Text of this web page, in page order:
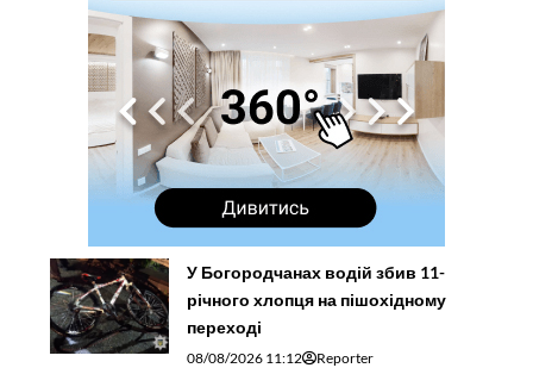
У Богородчанах водій збив 11-
річного хлопця на пішохідному
переході
08/08/2026 11:12 Reporter